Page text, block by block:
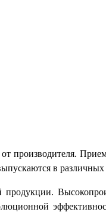
в различных